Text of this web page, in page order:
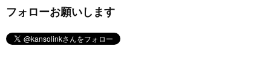
フォローお願いします